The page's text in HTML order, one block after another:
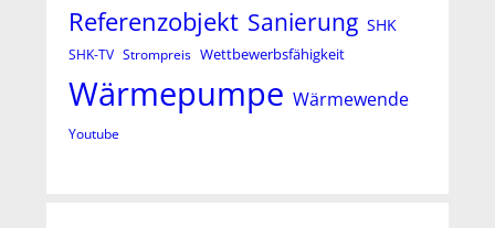
Referenzobjekt Sanierung SHK
SHK-TV Strompreis Wettbewerbsfähigkeit
Wärmepumpe Wärmewende
Youtube